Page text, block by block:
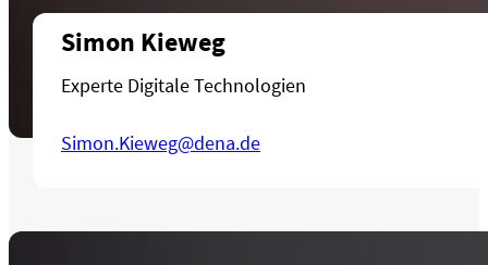
Simon Kieweg
Experte Digitale Technologien
Simon.Kieweg@dena.de